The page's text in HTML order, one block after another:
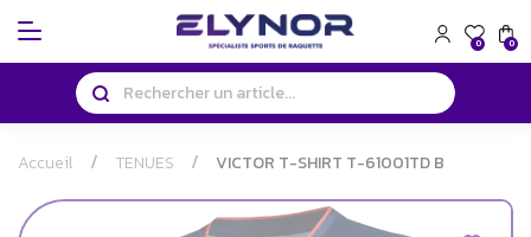
Panneau de gestion des cookies
0 0
Accueil TENUES VICTOR T-SHIRT T-61001TD B